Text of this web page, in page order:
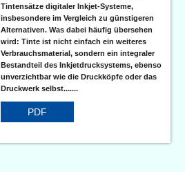
Tintensätze digitaler Inkjet-Systeme,
insbesondere im Vergleich zu günstigeren
Alternativen. Was dabei häufig übersehen
wird: Tinte ist nicht einfach ein weiteres
Verbrauchsmaterial, sondern ein integraler
Bestandteil des Inkjetdrucksystems, ebenso
unverzichtbar wie die Druckköpfe oder das
Druckwerk selbst.......
PDF